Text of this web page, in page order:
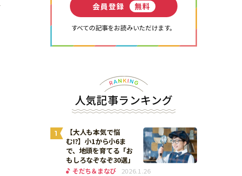
会員登録 無料
すべての記事をお読みいただけます。
人気記事ランキング
1
【大人も本気で悩
む!?】小1から小6ま
で、地頭を育てる「お
もしろなぞなぞ30選」
そだち＆まなび 2026.1.26